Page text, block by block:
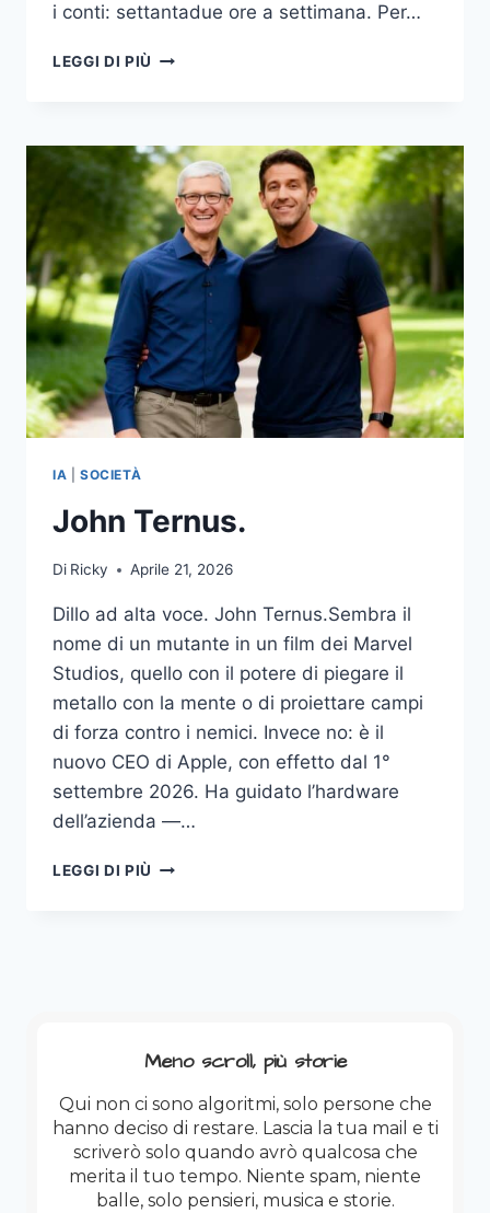
i conti: settantadue ore a settimana. Per…
LEGGI DI PIÙ 996:
SUCCESSO
CHE
IN
CINA
È
REATO,
MA
IN
CALIFORNIA
VA
DI
MODA
IA SOCIETÀ
John Ternus.
Di Ricky Aprile 21, 2026
Dillo ad alta voce. John Ternus.Sembra il
nome di un mutante in un film dei Marvel
Studios, quello con il potere di piegare il
metallo con la mente o di proiettare campi
di forza contro i nemici. Invece no: è il
nuovo CEO di Apple, con effetto dal 1°
settembre 2026. Ha guidato l’hardware
dell’azienda —…
LEGGI DI PIÙ JOHN
Meno scroll, più storie
Qui non ci sono algoritmi, solo persone che
hanno deciso di restare. Lascia la tua mail e ti
scriverò solo quando avrò qualcosa che
merita il tuo tempo. Niente spam, niente
balle, solo pensieri, musica e storie.